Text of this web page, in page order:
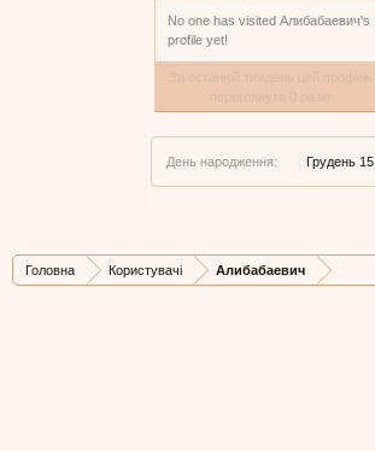
No one has visited Алибабаевич's
profile yet!
День народження: Грудень 15
Головна Користувачі Алибабаевич